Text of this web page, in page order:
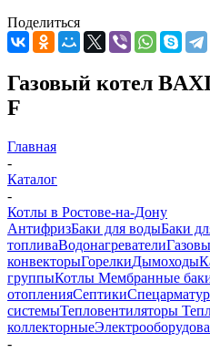
Поделиться
Газовый котел
F
Главная
-
Каталог
-
Котлы в Ростове-на-Дону
АнтифризБаки для водыБаки
топливаВодонагреватели
конвекторыГорелкиДымоходы
группыКотлы Мембранные
отопленияСептики
системыТепловентиляторы
коллекторные
-